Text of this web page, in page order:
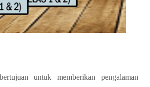
untuk memberikan pengalaman